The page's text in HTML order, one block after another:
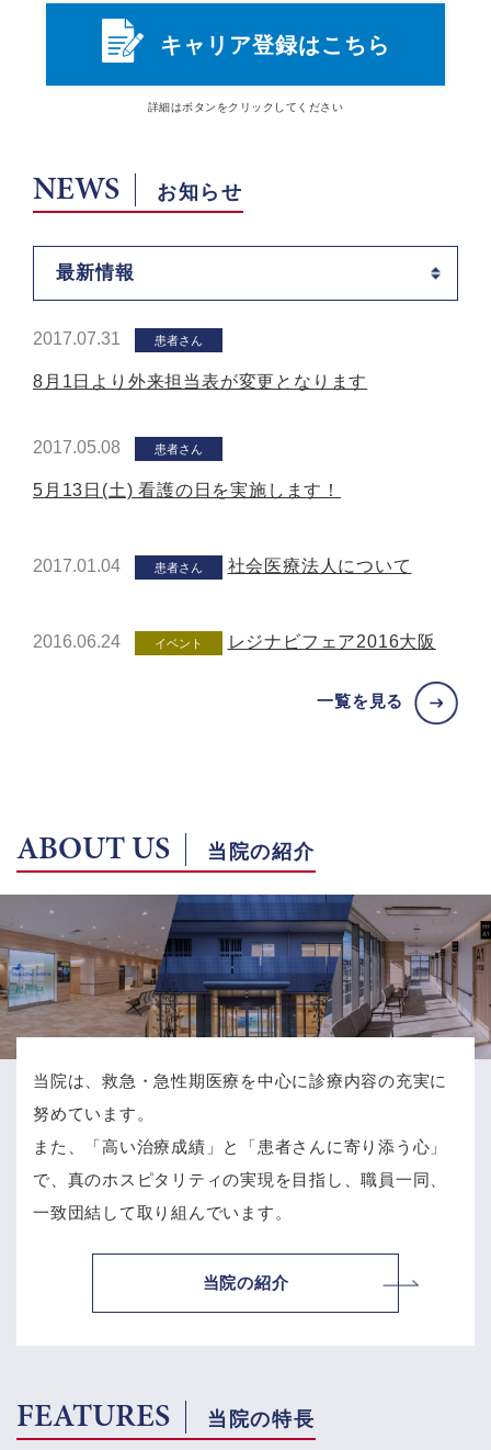
キャリア登録はこちら
詳細はボタン をクリックしてください
NEWS お知らせ
最新情報
2017.07.31 患者さん
8月1日より外来担当表が変更となります
2017.05.08 患者さん
5月13日(土) 看護の日を実施します！
2017.01.04 患者さん 社会医療法人について
2016.06.24 イベント レジナビフェア2016大阪
一覧を見る
ABOUT US 当院の紹介
当院は、救急・急性期医療を中心に診療内容の充実に
努めています。
また、「高い治療成績」と「患者さんに寄り添う心」
で、 真のホスピタリティの実現を目指し、職員一同、
一致団結して取り組んでいます。
当院の紹介
FEATURES 当院の特長